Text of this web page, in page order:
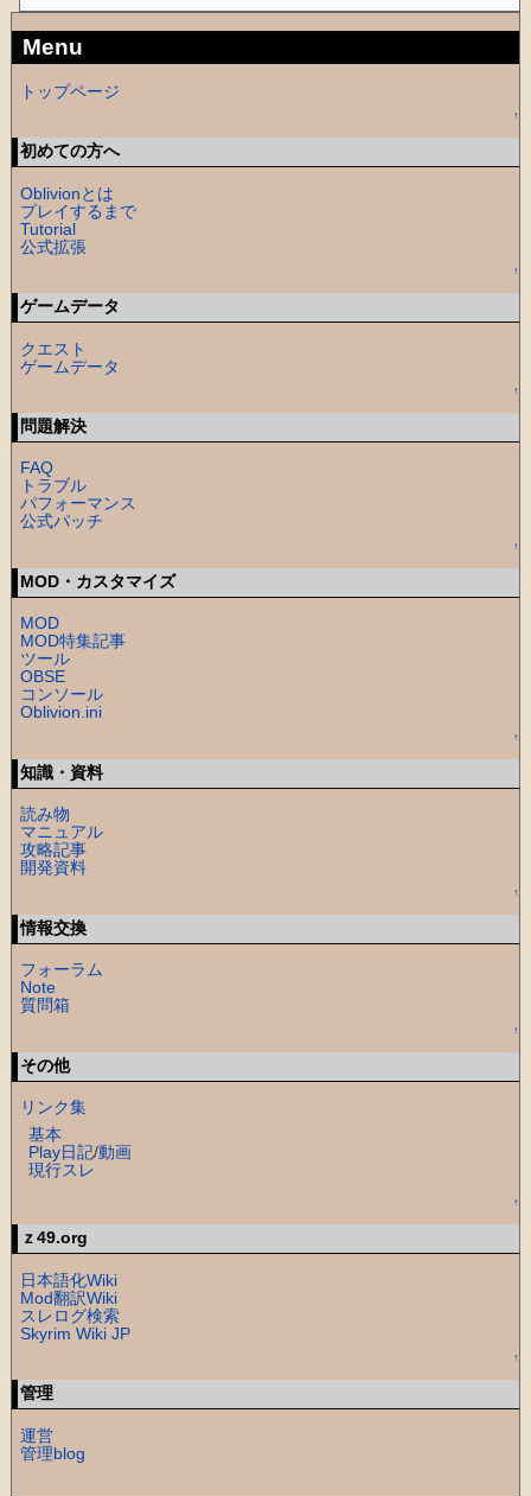
Menu
トップページ
↑
初めての方へ
Oblivionとは
プレイするまで
Tutorial
公式拡張
↑
ゲームデータ
クエスト
ゲームデータ
↑
問題解決
FAQ
トラブル
パフォーマンス
公式パッチ
↑
MOD・カスタマイズ
MOD
MOD特集記事
ツール
OBSE
コンソール
Oblivion.ini
↑
知識・資料
読み物
マニュアル
攻略記事
開発資料
↑
情報交換
フォーラム
Note
質問箱
↑
その他
リンク集
基本
Play日記/動画
現行スレ
↑
ｚ49.org
日本語化Wiki
Mod翻訳Wiki
スレログ検索
Skyrim Wiki JP
↑
管理
運営
管理blog